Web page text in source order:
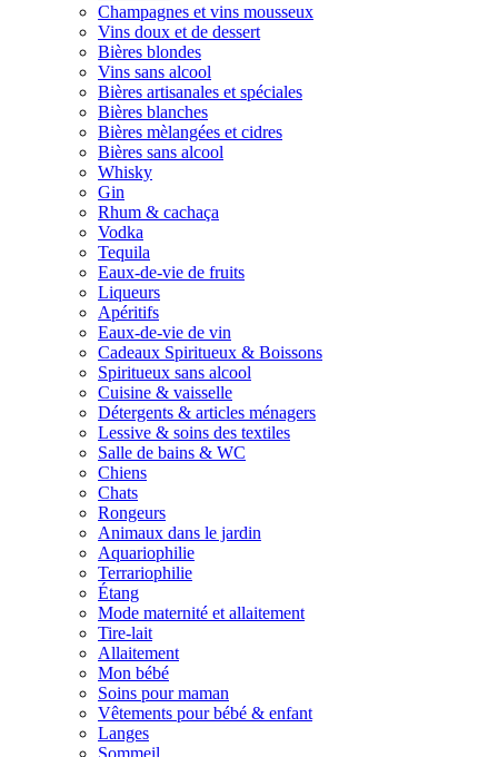
Champagnes et vins mousseux
Vins doux et de dessert
Bières blondes
Vins sans alcool
Bières artisanales et spéciales
Bières blanches
Bières mèlangées et cidres
Bières sans alcool
Whisky
Gin
Rhum & cachaça
Vodka
Tequila
Eaux-de-vie de fruits
Liqueurs
Apéritifs
Eaux-de-vie de vin
Cadeaux Spiritueux & Boissons
Spiritueux sans alcool
Cuisine & vaisselle
Détergents & articles ménagers
Lessive & soins des textiles
Salle de bains & WC
Chiens
Chats
Rongeurs
Animaux dans le jardin
Aquariophilie
Terrariophilie
Étang
Mode maternité et allaitement
Tire-lait
Allaitement
Mon bébé
Soins pour maman
Vêtements pour bébé & enfant
Langes
Sommeil